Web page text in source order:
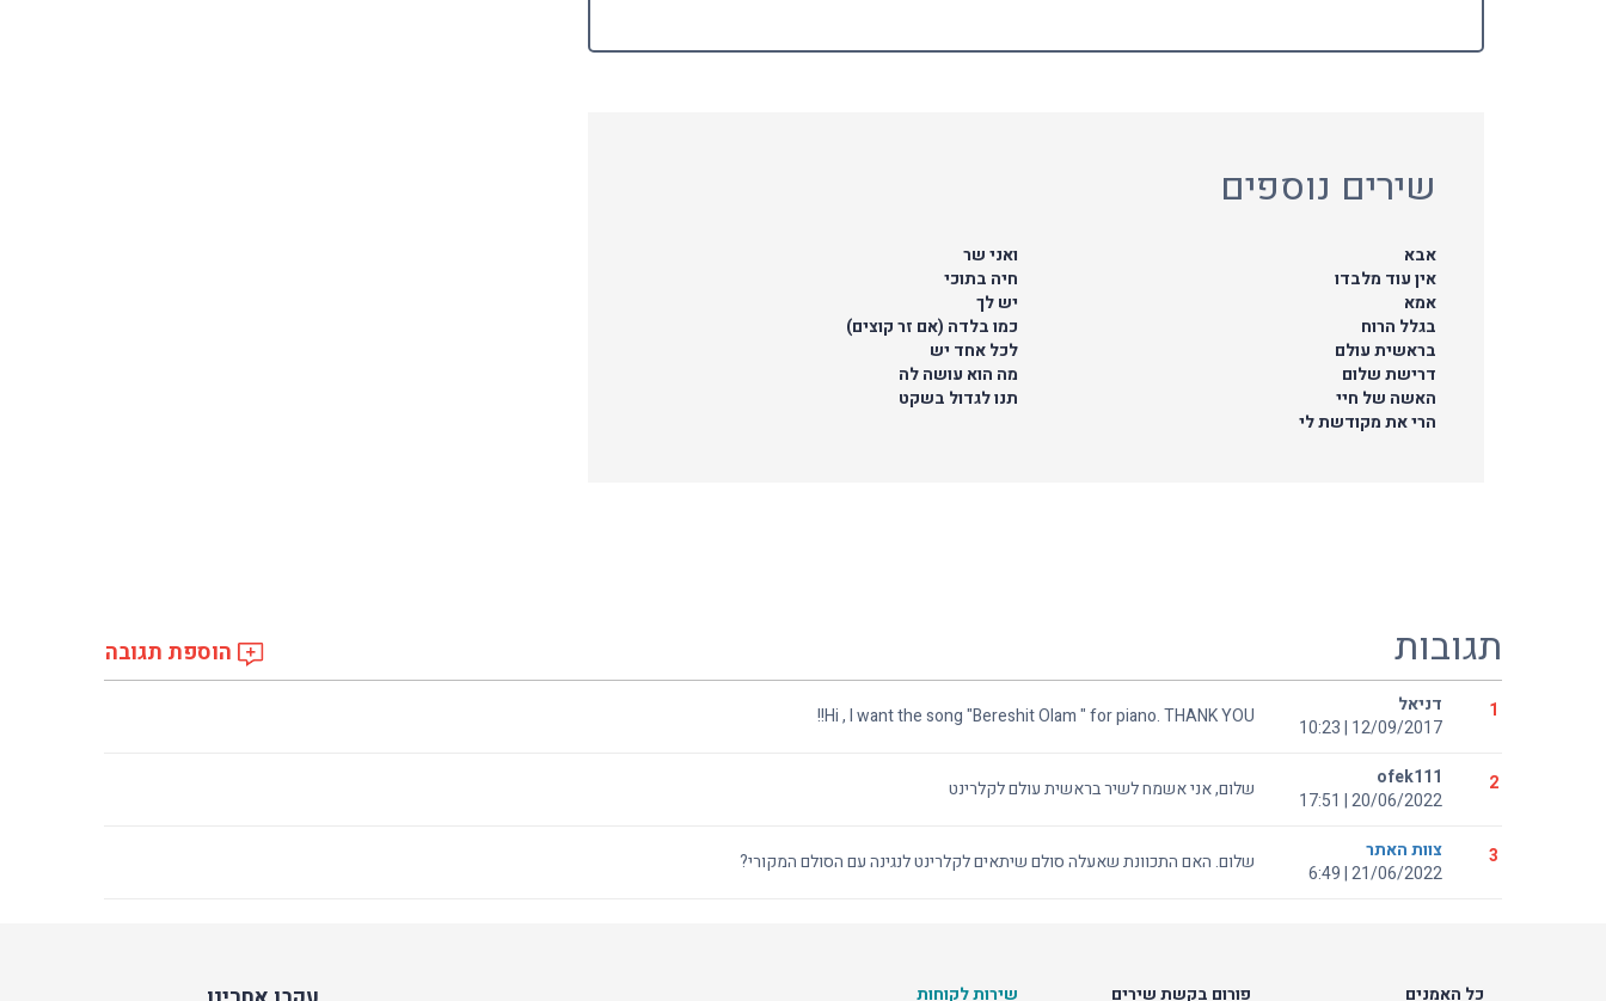
שירים נוספים
ואני שר
חיה בתוכי
יש לך
כמו בלדה (אם זר קוצים)
לכל אחד יש
מה הוא עושה לה
תנו לגדול בשקט
אבא
אין עוד מלבדו
אמא
בגלל הרוח
בראשית עולם
דרישת שלום
האשה של חיי
הרי את מקודשת לי
תגובות הוספת תגובה
Hi , I want the song "Bereshit Olam " for piano. THANK YOU!!
דניאל
12/09/2017 | 10:23
1
שלום, אני אשמח לשיר בראשית עולם לקלרינט
ofek111
20/06/2022 | 17:51
2
שלום. האם התכוונת שאעלה סולם שיתאים לקלרינט לנגינה עם הסולם המקורי?
צוות האתר
21/06/2022 | 6:49
3
שירות לקוחות פורום בקשת שירים כל האמנים